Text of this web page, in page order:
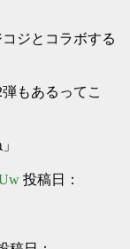
ジとコラボする
もあるってこ
投稿日：